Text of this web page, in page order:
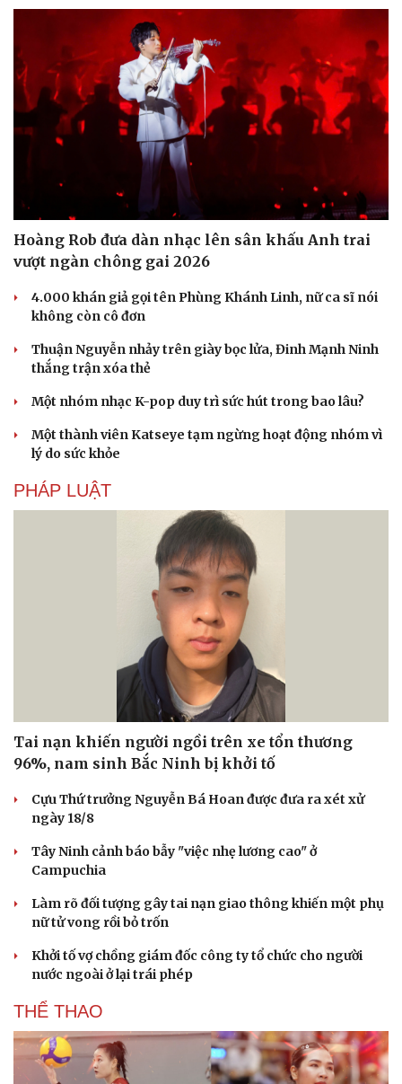
Văn hóa
Sân khấu - Điện ảnh
Văn học
Âm nhạc
Di sản
Nghệ sĩ
Hoàng Rob đưa dàn nhạc lên sân khấu Anh trai
vượt ngàn chông gai 2026
4.000 khán giả gọi tên Phùng Khánh Linh, nữ ca sĩ nói
không còn cô đơn
Thuận Nguyễn nhảy trên giày bọc lửa, Đinh Mạnh Ninh
thắng trận xóa thẻ
Một nhóm nhạc K-pop duy trì sức hút trong bao lâu?
Một thành viên Katseye tạm ngừng hoạt động nhóm vì
lý do sức khỏe
PHÁP LUẬT
Tai nạn khiến người ngồi trên xe tổn thương
96%, nam sinh Bắc Ninh bị khởi tố
Cựu Thứ trưởng Nguyễn Bá Hoan được đưa ra xét xử
ngày 18/8
Tây Ninh cảnh báo bẫy "việc nhẹ lương cao" ở
Campuchia
Làm rõ đối tượng gây tai nạn giao thông khiến một phụ
nữ tử vong rồi bỏ trốn
Khởi tố vợ chồng giám đốc công ty tổ chức cho người
nước ngoài ở lại trái phép
THỂ THAO